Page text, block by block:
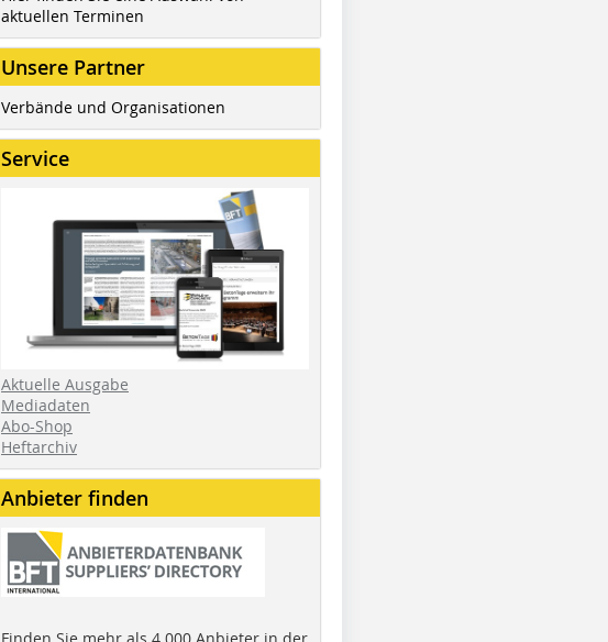
aktuellen Terminen
Unsere Partner
Verbände und Organisationen
Service
Aktuelle Ausgabe
Mediadaten
Abo-Shop
Heftarchiv
Anbieter finden